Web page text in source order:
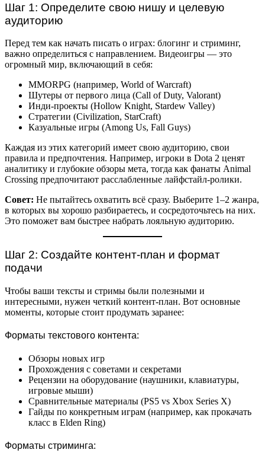
Шаг 1: Определите свою нишу и целевую
аудиторию
Перед тем как начать писать о играх: блогинг и стриминг,
важно определиться с направлением. Видеоигры — это
огромный мир, включающий в себя:
MMORPG (например, World of Warcraft)
Шутеры от первого лица (Call of Duty, Valorant)
Инди-проекты (Hollow Knight, Stardew Valley)
Стратегии (Civilization, StarCraft)
Казуальные игры (Among Us, Fall Guys)
Каждая из этих категорий имеет свою аудиторию, свои
правила и предпочтения. Например, игроки в Dota 2 ценят
аналитику и глубокие обзоры мета, тогда как фанаты Animal
Crossing предпочитают расслабленные лайфстайл-ролики.
Совет: Не пытайтесь охватить всё сразу. Выберите 1–2 жанра,
в которых вы хорошо разбираетесь, и сосредоточьтесь на них.
Это поможет вам быстрее набрать лояльную аудиторию.
Шаг 2: Создайте контент-план и формат
подачи
Чтобы ваши тексты и стримы были полезными и
интересными, нужен четкий контент-план. Вот основные
моменты, которые стоит продумать заранее:
Форматы текстового контента:
Обзоры новых игр
Прохождения с советами и секретами
Рецензии на оборудование (наушники, клавиатуры,
игровые мыши)
Сравнительные материалы (PS5 vs Xbox Series X)
Гайды по конкретным играм (например, как прокачать
класс в Elden Ring)
Форматы стриминга: